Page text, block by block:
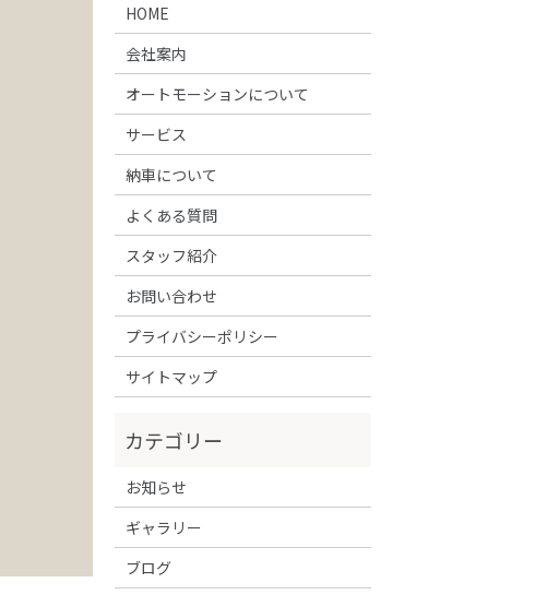
HOME
会社案内
オートモーションについて
サービス
納車について
よくある質問
スタッフ紹介
お問い合わせ
プライバシーポリシー
サイトマップ
お知らせ
ギャラリー
ブログ